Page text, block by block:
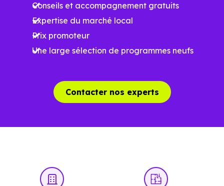
programme. Notre moteur de recherche vous permet
d'explorer et de filtrer l'ensemble des programmes
disponibles à Châtelaillon-Plage (17340) selon votre
Le parc résidentiel de Châtelaillon-Plage (17340) se
compose de 27 % d'appartements et 73 % de maisons,
et un potentiel locatif à prendre en compte, pour tout
Conseils et accompagnement gratuits
Expertise du marché local
Prix promoteur
Une large sélection de programmes neufs
Contacter nos experts